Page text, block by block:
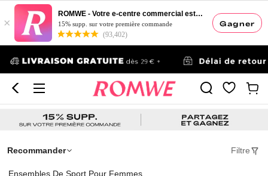
Gagner
×
ROMWE - Votre e-centre commercial esthétique
15% supp. sur votre première commande
(93,402)
Recommander Filtre
Ensembles De Sport Pour Femmes